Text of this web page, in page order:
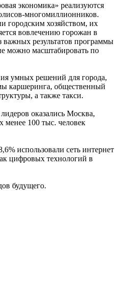
экономика» реализуются
многомиллионников.
городским хозяйством, их
вовлечению горожан в
важных результатов программы
можно масштабировать по
умных решений для города,
каршеринга, общественный
а также такси.
оказались Москва,
менее 100 тыс. человек
использовали сеть интернет
цифровых технологий в
будущего.